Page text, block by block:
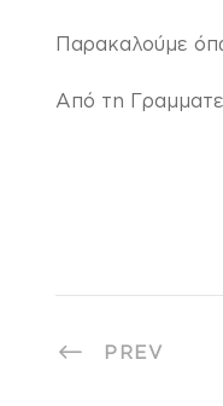
Παρακαλούμε
Από τη
PREV